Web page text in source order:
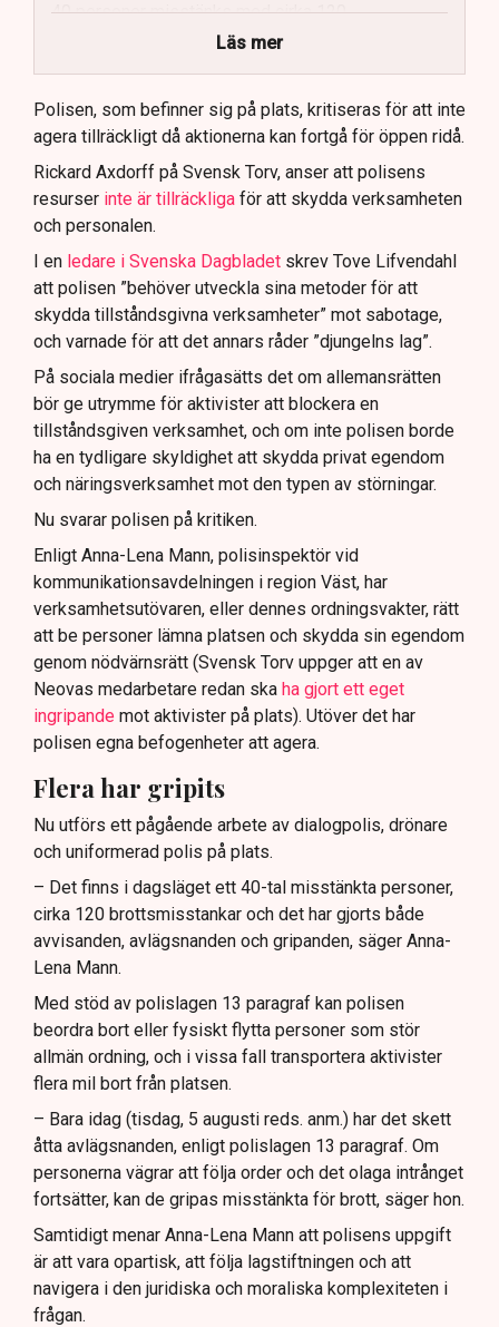
40 personer misstänks med cirka 120
brottsmisstankar kopplade.
Polisen använder drönare och uniformerad polis
för att dokumentera bevis.
Samtidigt är polisarbetet komplext när det gäller
att navigera juridiska rättigheter och gränser.
Läs mer
Polisen, som befinner sig på plats, kritiseras för att inte
agera tillräckligt då aktionerna kan fortgå för öppen ridå.
Rickard Axdorff på Svensk Torv, anser att polisens
resurser inte är tillräckliga för att skydda verksamheten
och personalen.
I en ledare i Svenska Dagbladet skrev Tove Lifvendahl
att polisen ”behöver utveckla sina metoder för att
skydda tillståndsgivna verksamheter” mot sabotage,
och varnade för att det annars råder ”djungelns lag”.
På sociala medier ifrågasätts det om allemansrätten
bör ge utrymme för aktivister att blockera en
tillståndsgiven verksamhet, och om inte polisen borde
ha en tydligare skyldighet att skydda privat egendom
och näringsverksamhet mot den typen av störningar.
Nu svarar polisen på kritiken.
Enligt Anna-Lena Mann, polisinspektör vid
kommunikationsavdelningen i region Väst, har
verksamhetsutövaren, eller dennes ordningsvakter, rätt
att be personer lämna platsen och skydda sin egendom
genom nödvärnsrätt (Svensk Torv uppger att en av
Neovas medarbetare redan ska ha gjort ett eget
ingripande mot aktivister på plats). Utöver det har
polisen egna befogenheter att agera.
Flera har gripits
Nu utförs ett pågående arbete av dialogpolis, drönare
och uniformerad polis på plats.
– Det finns i dagsläget ett 40-tal misstänkta personer,
cirka 120 brottsmisstankar och det har gjorts både
avvisanden, avlägsnanden och gripanden, säger Anna-
Lena Mann.
Med stöd av polislagen 13 paragraf kan polisen
beordra bort eller fysiskt flytta personer som stör
allmän ordning, och i vissa fall transportera aktivister
flera mil bort från platsen.
– Bara idag (tisdag, 5 augusti reds. anm.) har det skett
åtta avlägsnanden, enligt polislagen 13 paragraf. Om
personerna vägrar att följa order och det olaga intrånget
fortsätter, kan de gripas misstänkta för brott, säger hon.
Samtidigt menar Anna-Lena Mann att polisens uppgift
är att vara opartisk, att följa lagstiftningen och att
navigera i den juridiska och moraliska komplexiteten i
frågan.